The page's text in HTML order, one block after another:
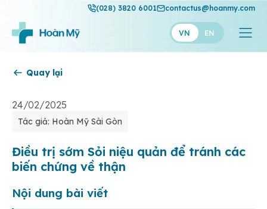
(028) 3820 6001 contactus@hoanmy.com
VN EN
Hạnh Phúc
Thuận Mỹ
Quay lại
24/02/2025
Tác giả: Hoàn Mỹ Sài Gòn
Điều trị sớm Sỏi niệu quản để tránh các
biến chứng về thận
Nội dung bài viết